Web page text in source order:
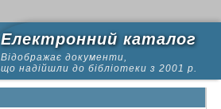
Електронний каталог
Відображає документи,
що надійшли до бібліотеки з 2001 р.